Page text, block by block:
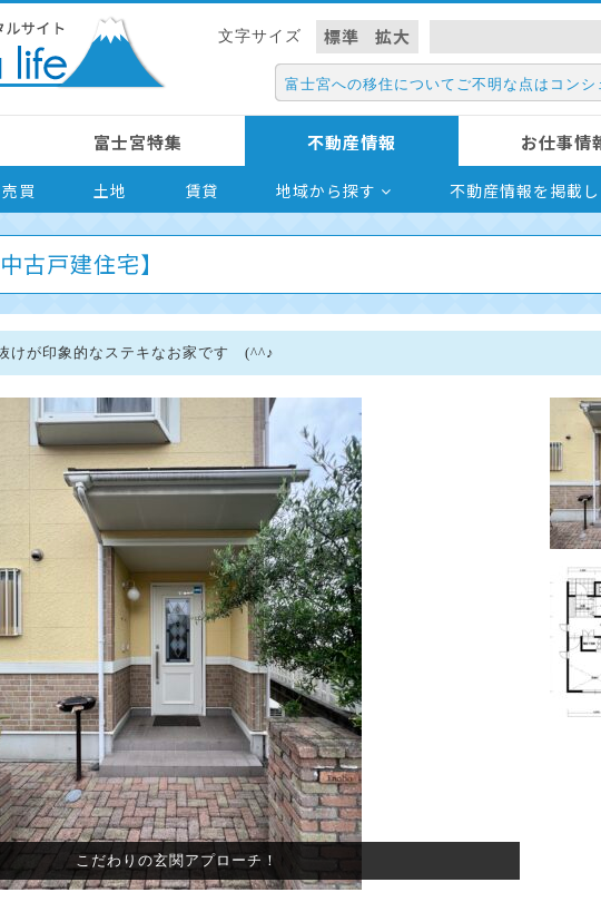
文字サイズ 標準 拡大
富士宮への移住についてご不明な点はコン
富士宮特集 不動産情報 お仕事情
売買 土地 賃貸 地域から探す 不動産情報を掲載
古戸建住宅】
けが印象的なステキなお家です (^^♪
こだわりの玄関アプローチ！